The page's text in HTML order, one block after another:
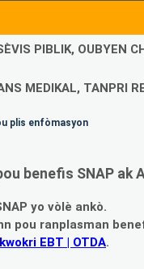
PIBLIK, OUBYEN
MEDIKAL, TANPRI
plis enfòmasyon
benefis SNAP
yo vòlè ankò.
pou ranplasman
EBT | OTDA.